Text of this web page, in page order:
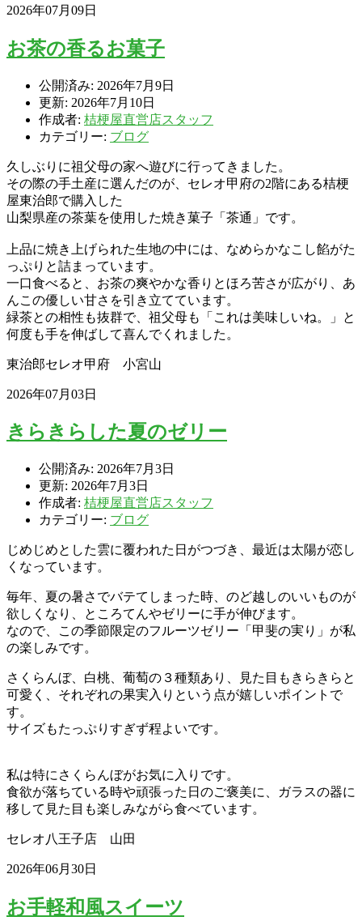
2026年07月09日
お茶の香るお菓子
公開済み: 2026年7月9日
更新: 2026年7月10日
作成者: 桔梗屋直営店スタッフ
カテゴリー: ブログ
久しぶりに祖父母の家へ遊びに行ってきました。
その際の手土産に選んだのが、セレオ甲府の2階にある桔梗
屋東治郎で購入した
山梨県産の茶葉を使用した焼き菓子「茶通」です。
上品に焼き上げられた生地の中には、なめらかなこし餡がた
っぷりと詰まっています。
一口食べると、お茶の爽やかな香りとほろ苦さが広がり、あ
んこの優しい甘さを引き立てています。
緑茶との相性も抜群で、祖父母も「これは美味しいね。」と
何度も手を伸ばして喜んでくれました。
東治郎セレオ甲府 小宮山
2026年07月03日
きらきらした夏のゼリー
公開済み: 2026年7月3日
更新: 2026年7月3日
作成者: 桔梗屋直営店スタッフ
カテゴリー: ブログ
じめじめとした雲に覆われた日がつづき、最近は太陽が恋し
くなっています。
毎年、夏の暑さでバテてしまった時、のど越しのいいものが
欲しくなり、ところてんやゼリーに手が伸びます。
なので、この季節限定のフルーツゼリー「甲斐の実り」が私
の楽しみです。
さくらんぼ、白桃、葡萄の３種類あり、見た目もきらきらと
可愛く、それぞれの果実入りという点が嬉しいポイントで
す。
サイズもたっぷりすぎず程よいです。
私は特にさくらんぼがお気に入りです。
食欲が落ちている時や頑張った日のご褒美に、ガラスの器に
移して見た目も楽しみながら食べています。
セレオ八王子店 山田
2026年06月30日
お手軽和風スイーツ